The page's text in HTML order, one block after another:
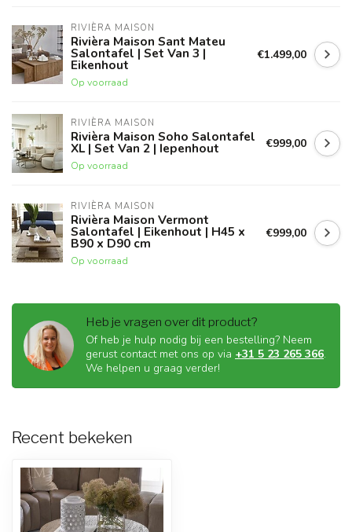
RIVIÈRA MAISON
Rivièra Maison Sant Mateu
Salontafel | Set Van 3 |
Eikenhout
Op voorraad
€1.499,00
RIVIÈRA MAISON
Rivièra Maison Soho Salontafel
XL | Set Van 2 | Iepenhout
Op voorraad
€999,00
RIVIÈRA MAISON
Rivièra Maison Vermont
Salontafel | Eikenhout | H45 x
B90 x D90 cm
Op voorraad
€999,00
Heb je vragen over dit product?
Of heb je hulp nodig bij een bestelling? Neem
gerust contact met ons op via +31 5 23 265 366.
We helpen u graag verder!
Recent bekeken